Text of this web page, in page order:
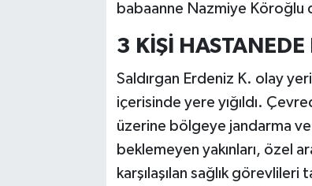
babaanne Nazmiye Köroğlu
3 KİŞİ HASTANEDE
Saldırgan Erdeniz K. olay
içerisinde yere yığıldı.
üzerine bölgeye jandarma
beklemeyen yakınları, özel
karşılaşılan sağlık